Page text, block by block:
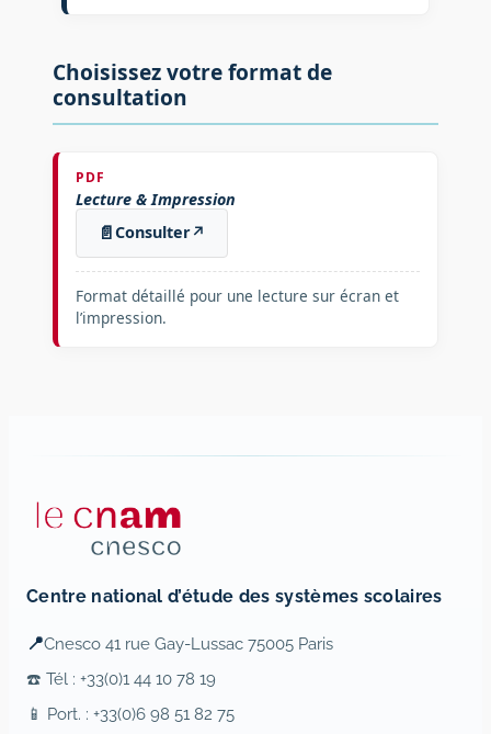
Choisissez votre format de
consultation
PDF
Lecture & Impression
📄Consulter↗
Format détaillé pour une lecture sur écran et
l’impression.
Centre national d’étude des systèmes scolaires
📍Cnesco 41 rue Gay-Lussac 75005 Paris
☎️ Tél : +33(0)1 44 10 78 19
📱 Port. : +33(0)6 98 51 82 75